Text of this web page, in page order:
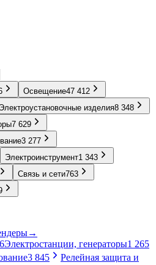
Освещение47 412
Электроустановочные изделия8 348
7 629
3 277
Электроинструмент1 343
Связь и сети763
→
Электростанции, генераторы1 265
3 845
Релейная защита и